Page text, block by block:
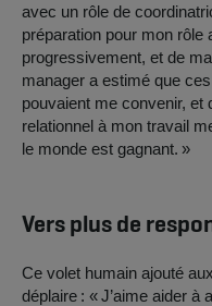
avec un rôle de
préparation pour mon rôle
progressivement, et de
manager a estimé que
pouvaient me convenir, et
relationnel à mon travail
le monde est gagnant. »
Vers plus de
Ce volet humain ajouté
déplaire : « J’aime aider à